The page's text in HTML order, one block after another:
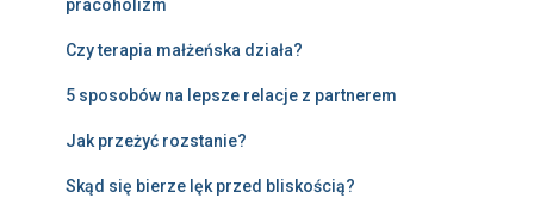
pracoholizm
Czy terapia małżeńska działa?
5 sposobów na lepsze relacje z partnerem
Jak przeżyć rozstanie?
Skąd się bierze lęk przed bliskością?